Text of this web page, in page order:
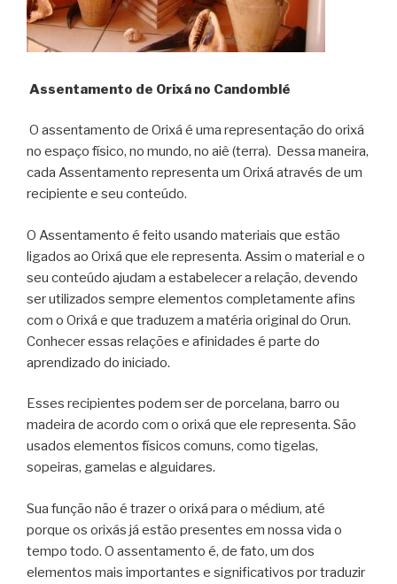
Assentamento de Orixá no Candomblé
O assentamento de Orixá é uma representação do orixá
no espaço físico, no mundo, no aiê (terra). Dessa maneira,
cada Assentamento representa um Orixá através de um
recipiente e seu conteúdo.
O Assentamento é feito usando materiais que estão
ligados ao Orixá que ele representa. Assim o material e o
seu conteúdo ajudam a estabelecer a relação, devendo
ser utilizados sempre elementos completamente afins
com o Orixá e que traduzem a matéria original do Orun.
Conhecer essas relações e afinidades é parte do
aprendizado do iniciado.
Esses recipientes podem ser de porcelana, barro ou
madeira de acordo com o orixá que ele representa. São
usados elementos físicos comuns, como tigelas,
sopeiras, gamelas e alguidares.
Sua função não é trazer o orixá para o médium, até
porque os orixás já estão presentes em nossa vida o
tempo todo. O assentamento é, de fato, um dos
elementos mais importantes e significativos por traduzir